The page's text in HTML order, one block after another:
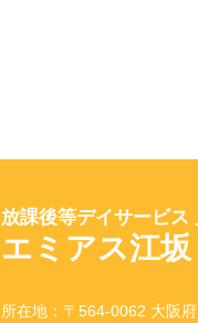
放課後等デイサービス
エミアス江坂
所在地：〒564-0062 大阪